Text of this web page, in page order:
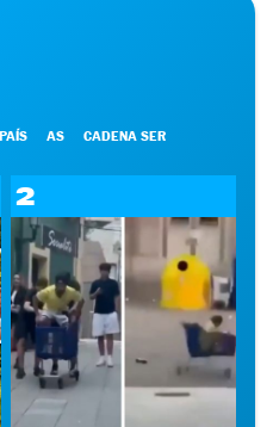
AS CADENA SER
2